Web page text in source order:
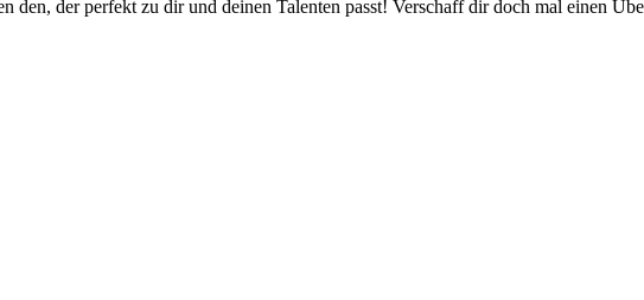
der perfekt zu dir und deinen Talenten passt! Verschaff dir doch mal einen